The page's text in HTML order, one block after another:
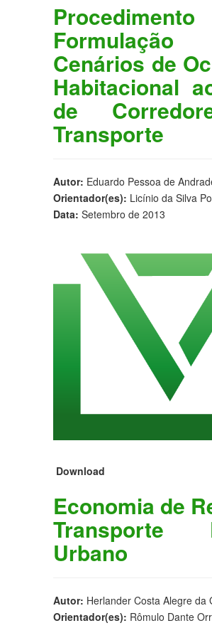
Cenários de
Habitacional
de
Transporte
Autor: Eduardo Pessoa de
Orientador(es): Licínio da Silva
Data: Setembro de 2013
Download
Economia de
Transporte
Urbano
Autor: Herlander Costa Alegre da
Orientador(es): Rômulo Dante